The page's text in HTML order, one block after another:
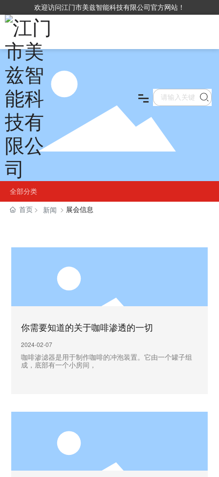
欢迎访问江门市美兹智能科技有限公司官方网站！
首页
产品中心
关于我们
VR
新闻资讯
联系我们
全部分类
首页 新闻 展会信息
你需要知道的关于咖啡渗透的一切
2024-02-07
咖啡渗滤器是用于制作咖啡的冲泡装置。它由一个罐子组
成，底部有一个小房间，